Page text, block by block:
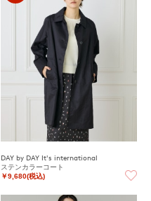
DAY by DAY It's international
ステンカラーコート
￥9,680(税込)